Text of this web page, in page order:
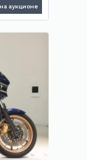
аукционе